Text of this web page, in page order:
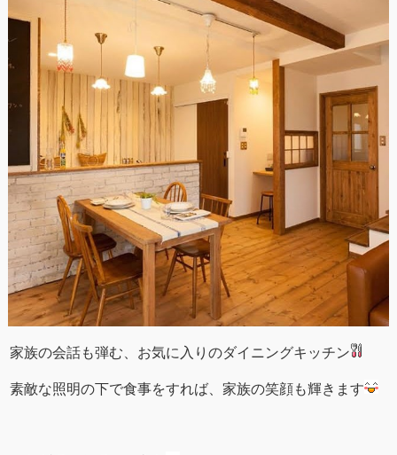
家族の会話も弾む、お気に入りのダイニングキッチン
素敵な照明の下で食事をすれば、家族の笑顔も輝きます